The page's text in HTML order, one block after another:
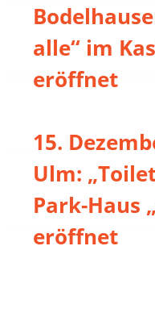
alle“ im
eröffnet
15.
Ulm:
Park-Haus
eröffnet